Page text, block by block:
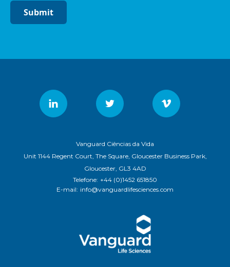
Submit
Vanguard Ciências da Vida
Unit 1144 Regent Court, The Square, Gloucester Business Park,
Gloucester, GL3 4AD
Telefone: +44 (0)1452 651850
E-mail: info@vanguardlifesciences.com